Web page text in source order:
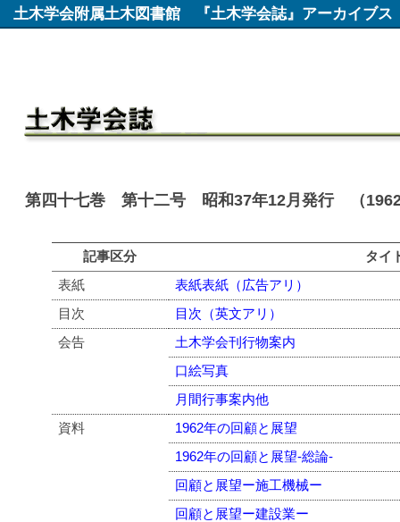
土木学会附属土木図書館 『土木学会誌』アーカイブス
第四十七巻 第十二号 昭和37年12月発行 （
記事区分
タイ
表紙
表紙表紙（広告アリ）
目次
目次（英文アリ）
会告
土木学会刊行物案内
口絵写真
月間行事案内他
資料
1962年の回顧と展望
1962年の回顧と展望-総論-
回顧と展望ー施工機械ー
回顧と展望ー建設業ー